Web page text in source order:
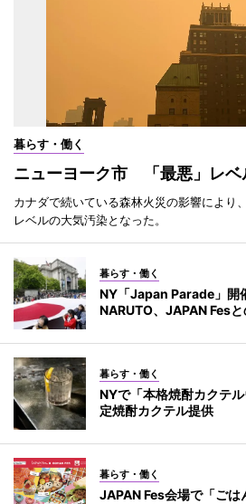
暮らす・働く
ニューヨーク市 「最悪」レベ
カナダで続いている森林火災の影響により
レベルの大気汚染となった。
暮らす・働く
NY「Japan Parade」
NARUTO、JAPAN Fes
暮らす・働く
NYで「本格焼酎カクテ
定焼酎カクテル提供
暮らす・働く
JAPAN Fes会場で「ご